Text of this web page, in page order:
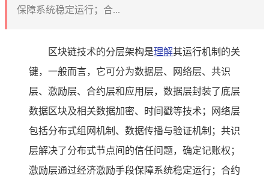
保障系统稳定运行；合...
区块链技术的分层架构是理解其运行机制的关
键，一般而言，它可分为数据层、网络层、共识
层、激励层、合约层和应用层，数据层封装了底层
数据区块及相关数据加密、时间戳等技术；网络层
包括分布式组网机制、数据传播与验证机制；共识
层解决了分布式节点间的信任问题，确定记账权；
激励层通过经济激励手段保障系统稳定运行；合约